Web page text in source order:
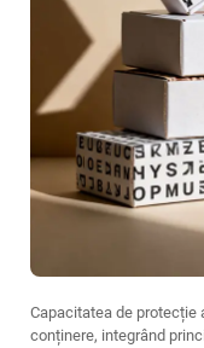
Capacitatea de
conținere, integrând